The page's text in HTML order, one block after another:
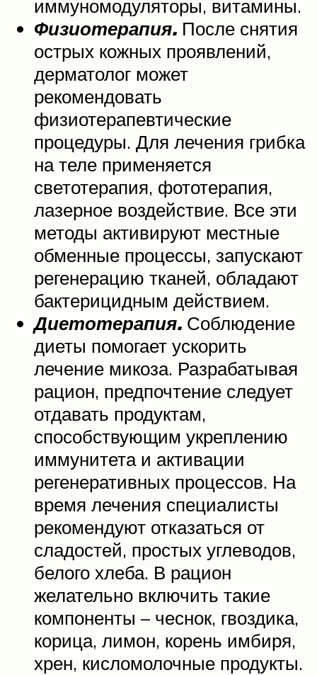
иммуномодуляторы, витамины.
Физиотерапия. После снятия
острых кожных проявлений,
дерматолог может
рекомендовать
физиотерапевтические
процедуры. Для лечения грибка
на теле применяется
светотерапия, фототерапия,
лазерное воздействие. Все эти
методы активируют местные
обменные процессы, запускают
регенерацию тканей, обладают
бактерицидным действием.
Диетотерапия. Соблюдение
диеты помогает ускорить
лечение микоза. Разрабатывая
рацион, предпочтение следует
отдавать продуктам,
способствующим укреплению
иммунитета и активации
регенеративных процессов. На
время лечения специалисты
рекомендуют отказаться от
сладостей, простых углеводов,
белого хлеба. В рацион
желательно включить такие
компоненты – чеснок, гвоздика,
корица, лимон, корень имбиря,
хрен, кисломолочные продукты.